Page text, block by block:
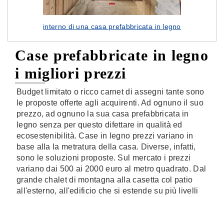
interno di una casa prefabbricata in legno
Case prefabbricate in legno
i migliori prezzi
Budget limitato o ricco carnet di assegni tante sono
le proposte offerte agli acquirenti. Ad ognuno il suo
prezzo, ad ognuno la sua casa prefabbricata in
legno senza per questo difettare in qualità ed
ecosestenibilità. Case in legno prezzi variano in
base alla la metratura della casa. Diverse, infatti,
sono le soluzioni proposte. Sul mercato i prezzi
variano dai 500 ai 2000 euro al metro quadrato. Dal
grande chalet di montagna alla casetta col patio
all'esterno, all'edificio che si estende su più livelli